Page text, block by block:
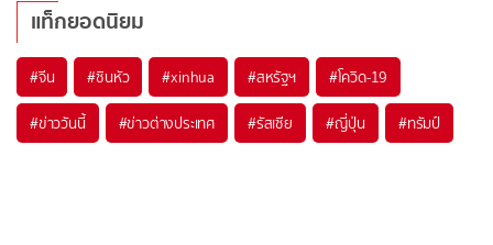
แท็กยอดนิยม
#จีน #ซินหัว #xinhua #สหรัฐฯ #โควิด-19
#ข่าววันนี้ #ข่าวต่างประเทศ #รัสเซีย #ญี่ปุ่น #ทรัมป์